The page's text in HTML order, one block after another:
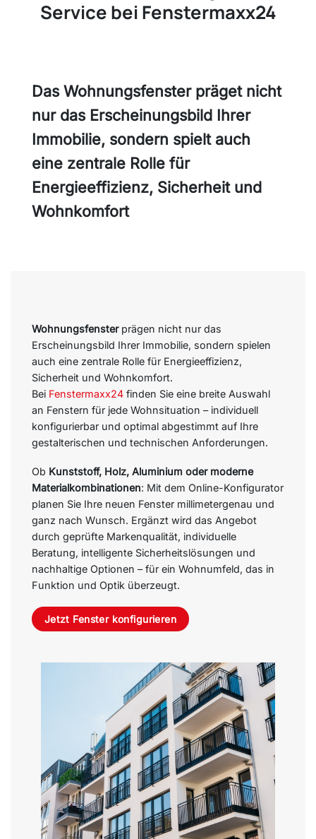
Service bei Fenstermaxx24
Das Wohnungsfenster präget nicht
nur das Erscheinungsbild Ihrer
Immobilie, sondern spielt auch
eine zentrale Rolle für
Energieeffizienz, Sicherheit und
Wohnkomfort
Wohnungsfensterprägen nicht nur das
Erscheinungsbild Ihrer Immobilie, sondern spielen
auch eine zentrale Rolle für Energieeffizienz,
Sicherheit und Wohnkomfort.
Bei Fenstermaxx24 finden Sie eine breite Auswahl
an Fenstern für jede Wohnsituation – individuell
konfigurierbar und optimal abgestimmt auf Ihre
gestalterischen und technischen Anforderungen.
Ob Kunststoff, Holz, Aluminium oder moderne
Materialkombinationen: Mit dem Online-Konfigurator
planen Sie Ihre neuen Fenster millimetergenau und
ganz nach Wunsch. Ergänzt wird das Angebot
durch geprüfte Markenqualität, individuelle
Beratung, intelligente Sicherheitslösungen und
nachhaltige Optionen – für ein Wohnumfeld, das in
Funktion und Optik überzeugt.
Jetzt Fenster konfigurieren